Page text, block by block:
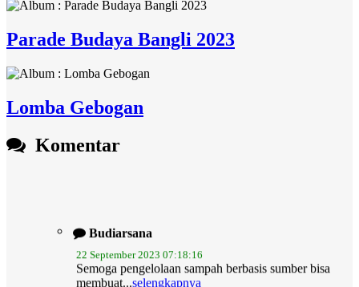
Parade Budaya Bangli 2023
Lomba Gebogan
Komentar
22 September 2023 07:18:16
membuat...selengkapnya